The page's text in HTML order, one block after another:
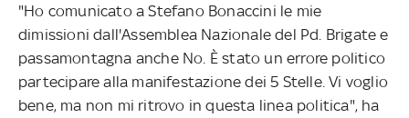
"Ho comunicato a Stefano Bonaccini le mie
dimissioni dall'Assemblea Nazionale del Pd. Brigate e
passamontagna anche No. È stato un errore politico
partecipare alla manifestazione dei 5 Stelle. Vi voglio
bene, ma non mi ritrovo in questa linea politica", ha